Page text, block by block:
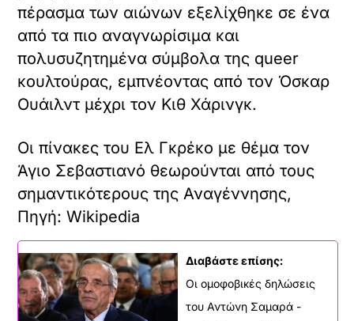
πέρασμα των αιώνων εξελίχθηκε σε ένα
από τα πιο αναγνωρίσιμα και
πολυσυζητημένα σύμβολα της queer
κουλτούρας, εμπνέοντας από τον Όσκαρ
Ουάιλντ μέχρι τον Κιθ Χάρινγκ.
Οι πίνακες του Ελ Γκρέκο με θέμα τον
Άγιο Σεβαστιανό θεωρούνται από τους
σημαντικότερους της Αναγέννησης,
Πηγή: Wikipedia
Διαβάστε επίσης:
Οι ομοφοβικές δηλώσεις
του Αντώνη Σαμαρά -